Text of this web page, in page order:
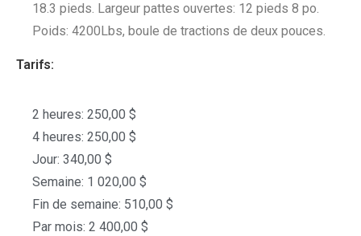
18.3 pieds. Largeur pattes ouvertes: 12 pieds 8 po.
Poids: 4200Lbs, boule de tractions de deux pouces.
Tarifs:
2 heures: 250,00 $
4 heures: 250,00 $
Jour: 340,00 $
Semaine: 1 020,00 $
Fin de semaine: 510,00 $
Par mois: 2 400,00 $